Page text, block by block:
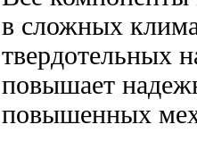
в сложных
твердотельных
повышает
повышенных